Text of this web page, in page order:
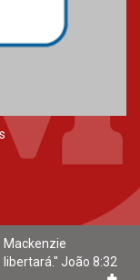
libertará." João 8:32